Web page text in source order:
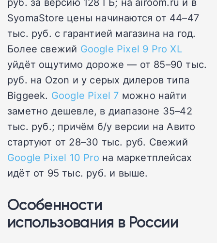
SyomaStore цены начинаются от 44–47
тыс. руб. с гарантией магазина на год.
Более свежий Google Pixel 9 Pro XL
уйдёт ощутимо дороже — от 85–90 тыс.
руб. на Ozon и у серых дилеров типа
Biggeek. Google Pixel 7 можно найти
заметно дешевле, в диапазоне 35–42
тыс. руб.; причём б/у версии на Авито
стартуют от 28–30 тыс. руб. Свежий
Google Pixel 10 Pro на маркетплейсах
идёт от 95 тыс. руб. и выше.
Особенности
использования в России